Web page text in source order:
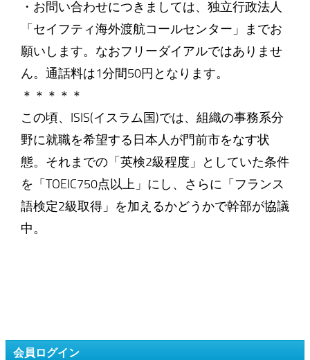
・お問い合わせにつきましては、独立行政法人
「セイフティ海外渡航コールセンター」までお
願いします。なおフリーダイアルではありませ
ん。通話料は1分間50円となります。
＊＊＊＊＊
この頃、ISIS(イスラム国)では、組織の事務系分
野に就職を希望する日本人が門前市をなす状
態。それまでの「英検2級程度」としていた条件
を「TOEIC750点以上」にし、さらに「フランス
語検定2級取得」を加えるかどうかで幹部が協議
中。
会員ログイン